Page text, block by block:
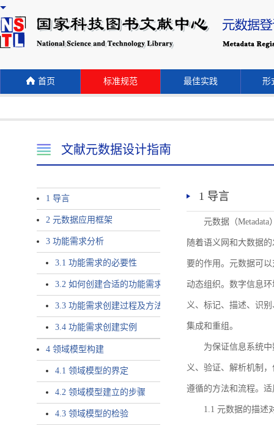
首页 标准规范 最佳实践 形
文献元数据设计指南
1 导言
2 元数据应用框架
3 功能需求分析
3.1 功能需求的必要性
3.2 如何创建合适的功能需求
3.3 功能需求创建过程及方法
3.4 功能需求创建实例
4 领域模型构建
4.1 领域模型的界定
4.2 领域模型建立的步骤
4.3 领域模型的检验
1 导言
元数据（
随着语义网和大数据
要的作用。元数据可
动态组织。数字信息
义、标记、描述、识
集成和重组。
为保证信息系统
义、验证、解析机制
遵循的方法和流程。
1.1 元数据的描述